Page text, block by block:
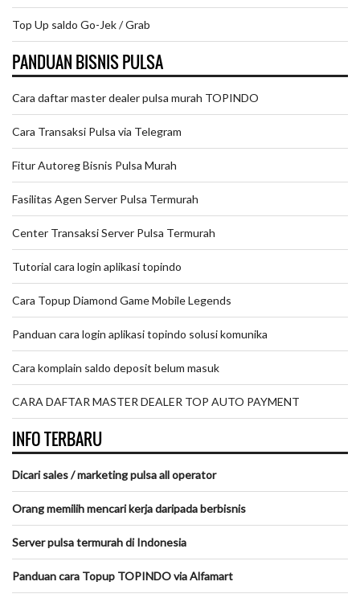
Top Up saldo Go-Jek / Grab
PANDUAN BISNIS PULSA
Cara daftar master dealer pulsa murah TOPINDO
Cara Transaksi Pulsa via Telegram
Fitur Autoreg Bisnis Pulsa Murah
Fasilitas Agen Server Pulsa Termurah
Center Transaksi Server Pulsa Termurah
Tutorial cara login aplikasi topindo
Cara Topup Diamond Game Mobile Legends
Panduan cara login aplikasi topindo solusi komunika
Cara komplain saldo deposit belum masuk
CARA DAFTAR MASTER DEALER TOP AUTO PAYMENT
INFO TERBARU
Dicari sales / marketing pulsa all operator
Orang memilih mencari kerja daripada berbisnis
Server pulsa termurah di Indonesia
Panduan cara Topup TOPINDO via Alfamart